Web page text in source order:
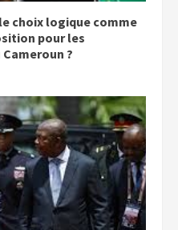
choix logique comme
pour les
?